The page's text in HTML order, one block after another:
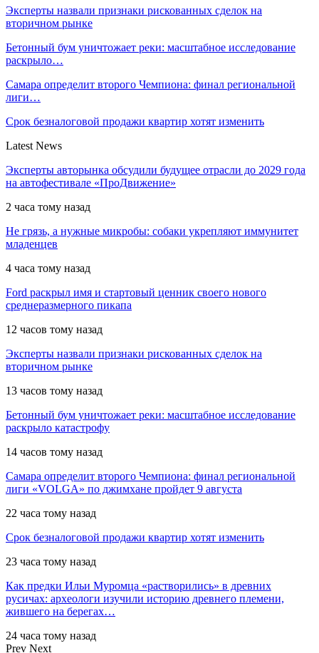
Эксперты назвали признаки рискованных сделок на
вторичном рынке
Бетонный бум уничтожает реки: масштабное исследование
раскрыло…
Самара определит второго Чемпиона: финал региональной
лиги…
Срок безналоговой продажи квартир хотят изменить
Latest News
Эксперты авторынка обсудили будущее отрасли до 2029 года
на автофестивале «ПроДвижение»
2 часа тому назад
Не грязь, а нужные микробы: собаки укрепляют иммунитет
младенцев
4 часа тому назад
Ford раскрыл имя и стартовый ценник своего нового
среднеразмерного пикапа
12 часов тому назад
Эксперты назвали признаки рискованных сделок на
вторичном рынке
13 часов тому назад
Бетонный бум уничтожает реки: масштабное исследование
раскрыло катастрофу
14 часов тому назад
Самара определит второго Чемпиона: финал региональной
лиги «VOLGA» по джимхане пройдет 9 августа
22 часа тому назад
Срок безналоговой продажи квартир хотят изменить
23 часа тому назад
Как предки Ильи Муромца «растворились» в древних
русичах: археологи изучили историю древнего племени,
жившего на берегах…
24 часа тому назад
Prev Next